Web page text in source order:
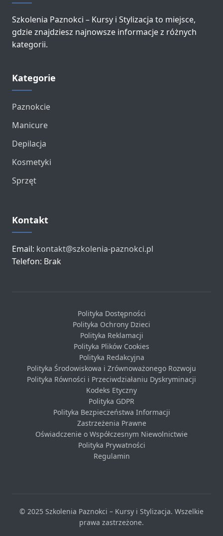
Szkolenia Paznokci – Kursy i Stylizacja to miejsce,
gdzie znajdziesz najnowsze informacje z różnych
kategorii.
Kategorie
Paznokcie
Manicure
Depilacja
Kosmetyki
Sprzęt
Kontakt
Email: kontakt@szkolenia-paznokci.pl
Telefon: Brak
Polityka Dostępności
Polityka Ochrony Dzieci
Polityka Reklamacji
Polityka Plików Cookies
Polityka Redakcyjna
Polityka Środowiskowa i Zrównoważonego Rozwoju
Polityka Równości i Przeciwdziałaniu Dyskryminacji
Kodeks Etyczny
Polityka GDPR
Polityka Bezpieczeństwa Informacji
Zastrzeżenia Prawne
Oświadczenie o Współczesnym Niewolnictwie
Polityka Prywatności
Regulamin
© 2025 Szkolenia Paznokci – Kursy i Stylizacja. Wszelkie
prawa zastrzeżone.